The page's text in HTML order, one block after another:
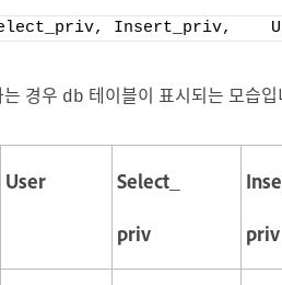
Insert_priv,
경우 db 테이블이 표시되는 모습
User
Select_
priv
priv